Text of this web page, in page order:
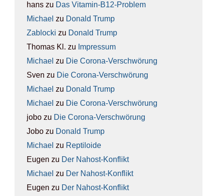
hans zu Das Vit­amin-B12-Pro­blem
Michael zu Donald Trump
Zablocki zu Donald Trump
Thomas Kl. zu Impres­sum
Michael zu Die Coro­na-Ver­schwö­rung
Sven zu Die Coro­na-Ver­schwö­rung
Michael zu Donald Trump
Michael zu Die Coro­na-Ver­schwö­rung
jobo zu Die Coro­na-Ver­schwö­rung
Jobo zu Donald Trump
Michael zu Rep­ti­lo­ide
Eugen zu Der Nah­ost-Kon­flikt
Michael zu Der Nah­ost-Kon­flikt
Eugen zu Der Nah­ost-Kon­flikt